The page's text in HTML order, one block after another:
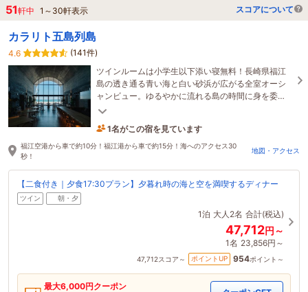
51軒中 1 ～ 30軒表示 スコアについて
カラリト五島列島
4.6
(141件)
ツインルームは小学生以下添い寝無料！長崎県福江
島の透き通る青い海と白い砂浜が広がる全室オーシ
ャンビュー。ゆるやかに流れる島の時間に身を委
ね、飾らない自分にかえるひととき。
1名がこの宿を見ています
18時間前に予約されました
福江空港から車で約10分！福江港から車で約15分！海へのアクセス30
秒！
地図・アクセス
【二食付き｜夕食17:30プラン】夕暮れ時の海と空を満喫するディナー
ツイン 朝・夕
1泊 大人2名 合計(税込)
47,712円～
1名 23,856円～
47,712スコア～ ポイントUP 954ポイント～
最大6,000円クーポン